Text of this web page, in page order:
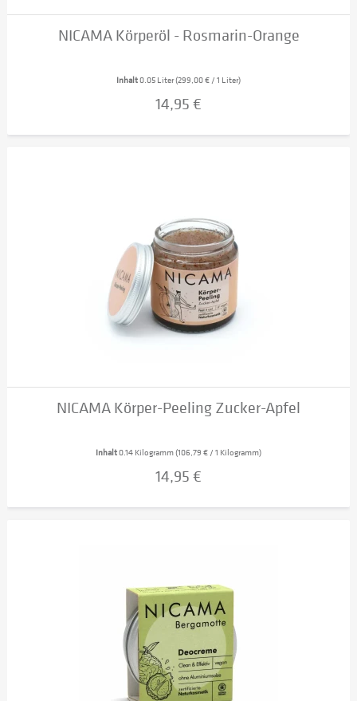
NICAMA Körperöl - Rosmarin-Orange
Inhalt0.05 Liter(299,00 € / 1 Liter)
14,95 €
NICAMA Körper-Peeling Zucker-Apfel
Inhalt0.14 Kilogramm(106,79 € / 1 Kilogramm)
14,95 €